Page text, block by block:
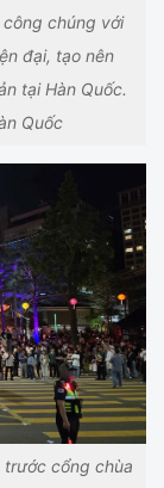
chúng với
đại, tạo nên
tại Hàn Quốc.
Quốc
cổng chùa